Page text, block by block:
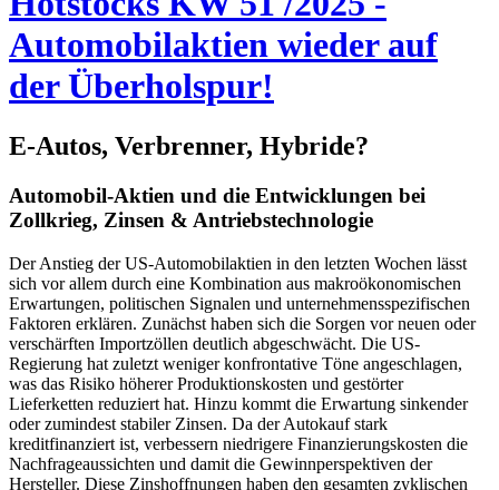
Automobilaktien wieder auf
der Überholspur!
E-Autos, Verbrenner, Hybride?
Automobil-Aktien und die Entwicklungen bei
Zollkrieg, Zinsen & Antriebstechnologie
Der Anstieg der US-Automobilaktien in den letzten Wochen lässt
sich vor allem durch eine Kombination aus makroökonomischen
Erwartungen, politischen Signalen und unternehmensspezifischen
Faktoren erklären. Zunächst haben sich die Sorgen vor neuen oder
verschärften Importzöllen deutlich abgeschwächt. Die US-
Regierung hat zuletzt weniger konfrontative Töne angeschlagen,
was das Risiko höherer Produktionskosten und gestörter
Lieferketten reduziert hat. Hinzu kommt die Erwartung sinkender
oder zumindest stabiler Zinsen. Da der Autokauf stark
kreditfinanziert ist, verbessern niedrigere Finanzierungskosten die
Nachfrageaussichten und damit die Gewinnperspektiven der
Hersteller. Diese Zinshoffnungen haben den gesamten zyklischen